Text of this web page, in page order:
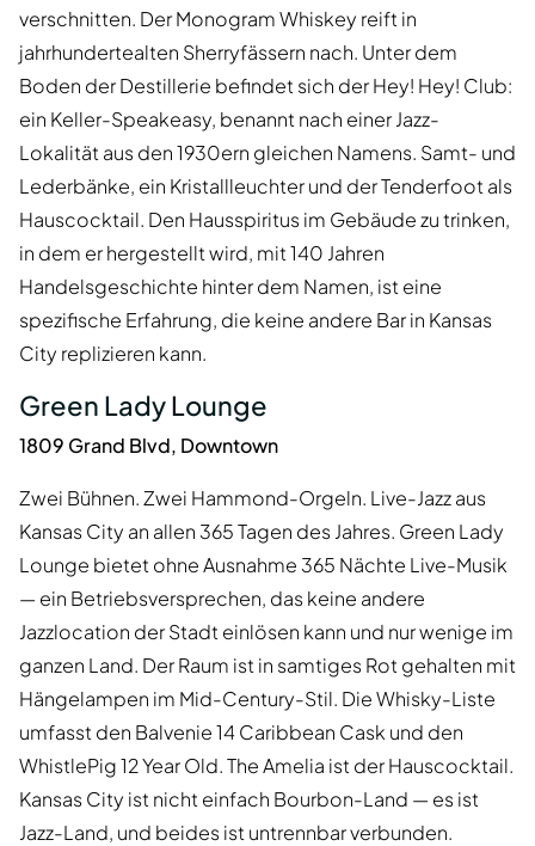
verschnitten. Der Monogram Whiskey reift in
jahrhundertealten Sherryfässern nach. Unter dem
Boden der Destillerie befindet sich der Hey! Hey! Club:
ein Keller-Speakeasy, benannt nach einer Jazz-
Lokalität aus den 1930ern gleichen Namens. Samt- und
Lederbänke, ein Kristallleuchter und der Tenderfoot als
Hauscocktail. Den Hausspiritus im Gebäude zu trinken,
in dem er hergestellt wird, mit 140 Jahren
Handelsgeschichte hinter dem Namen, ist eine
spezifische Erfahrung, die keine andere Bar in Kansas
City replizieren kann.
Green Lady Lounge
1809 Grand Blvd, Downtown
Zwei Bühnen. Zwei Hammond-Orgeln. Live-Jazz aus
Kansas City an allen 365 Tagen des Jahres. Green Lady
Lounge bietet ohne Ausnahme 365 Nächte Live-Musik
— ein Betriebsversprechen, das keine andere
Jazzlocation der Stadt einlösen kann und nur wenige im
ganzen Land. Der Raum ist in samtiges Rot gehalten mit
Hängelampen im Mid-Century-Stil. Die Whisky-Liste
umfasst den Balvenie 14 Caribbean Cask und den
WhistlePig 12 Year Old. The Amelia ist der Hauscocktail.
Kansas City ist nicht einfach Bourbon-Land — es ist
Jazz-Land, und beides ist untrennbar verbunden.